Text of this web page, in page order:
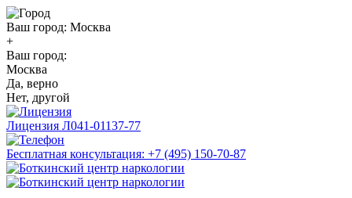
Ваш город: Москва
+
Ваш город:
Москва
Да, верно
Нет, другой
Лицензия Л041-01137-77
Бесплатная консультация: +7 (495) 150-70-87